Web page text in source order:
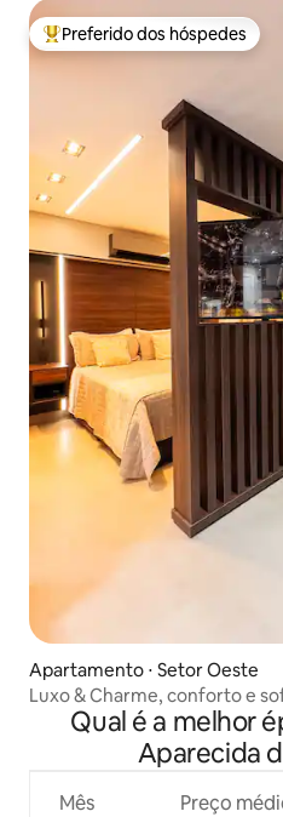
Entre os melhores preferidos
Preferido dos hóspedes
Apartamento ⋅ Setor Oeste
Luxo & Charme, conforto e
Qual é a melhor
Aparecida
Mês Preço